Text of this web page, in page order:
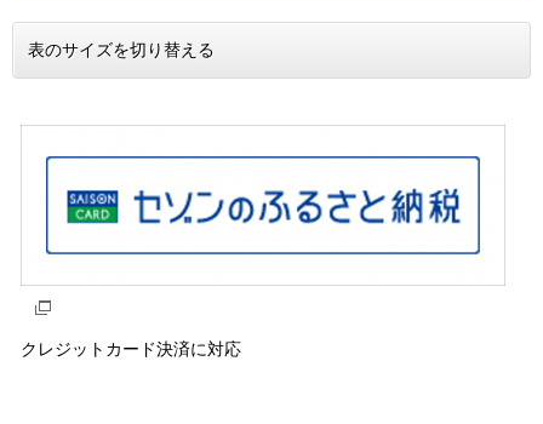
表のサイズを切り替える
クレジットカード決済に対応